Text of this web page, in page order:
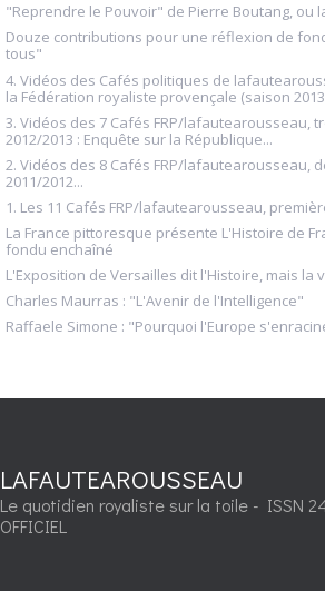
"Reprendre le Pouvoir" de Pierre Boutang, ou
Douze contributions pour une réflexion de
tous"
4. Vidéos des Cafés politiques de
la Fédération royaliste provençale (saison
3. Vidéos des 7 Cafés FRP/lafautearousseau,
2012/2013 : Enquête sur la République...
2. Vidéos des 8 Cafés FRP/lafautearousseau,
2011/2012...
1. Les 11 Cafés FRP/lafautearousseau,
La France pittoresque présente L'Histoire de
fondu enchaîné
L'Exposition de Versailles dit l'Histoire, mais la
Charles Maurras : "L'Avenir de l'Intelligence"
Raffaele Simone : "Pourquoi l'Europe
LAFAUTEAROUSSEAU
Le quotidien royaliste sur la toile - ISSN
OFFICIEL